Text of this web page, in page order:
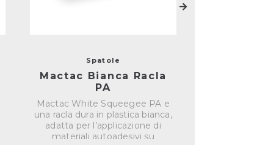
Spatole
Mactac Bianca Racla
PA
Mactac White Squeegee PA e
una racla dura in plastica bianca,
adatta per l’applicazione di
materiali autoadesivi su